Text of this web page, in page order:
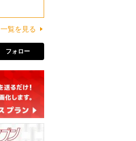
一覧を見る
フォロー